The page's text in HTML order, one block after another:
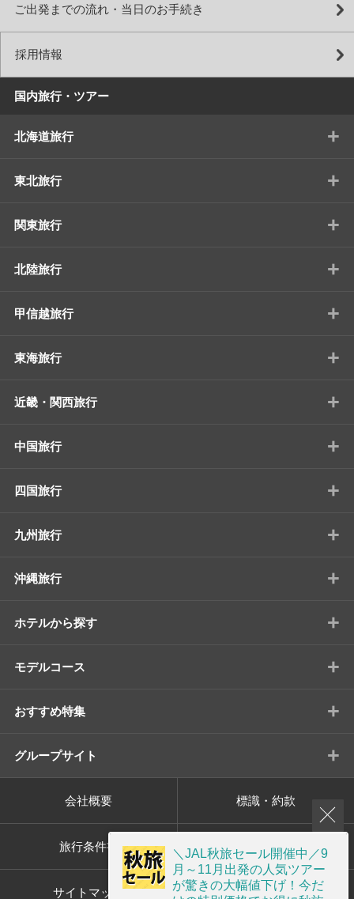
ご出発までの流れ・当日のお手続き
採用情報
国内旅行・ツアー
北海道旅行 +
東北旅行 +
関東旅行 +
北陸旅行 +
甲信越旅行 +
東海旅行 +
近畿・関西旅行 +
中国旅行 +
四国旅行 +
九州旅行 +
沖縄旅行 +
ホテルから探す +
モデルコース +
おすすめ特集 +
グループサイト +
会社概要 標識・約款
旅行条件書 プライバシーポリシー
サイトマップ 画面共有サポート
＼JAL秋旅セール開催中／9
月～11月出発の人気ツアー
が驚きの大幅値下げ！今だ